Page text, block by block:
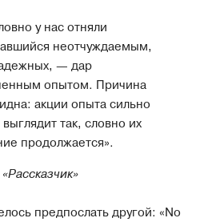
у нас отняли
неотчуждаемым,
— дар
опытом. Причина
акции опыта сильно
так, словно их
продолжается».
предпослать другой: «No